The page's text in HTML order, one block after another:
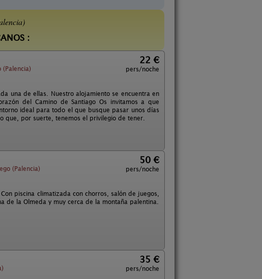
:
22 €
pers/noche
una de ellas. Nuestro alojamiento se encuentra en
del Camino de Santiago Os invitamos a que
ideal para todo el que busque pasar unos días
que, por suerte, tenemos el privilegio de tener.
(Palencia)
50 €
pers/noche
piscina climatizada con chorros, salón de juegos,
de la Olmeda y muy cerca de la montaña palentina.
35 €
pers/noche